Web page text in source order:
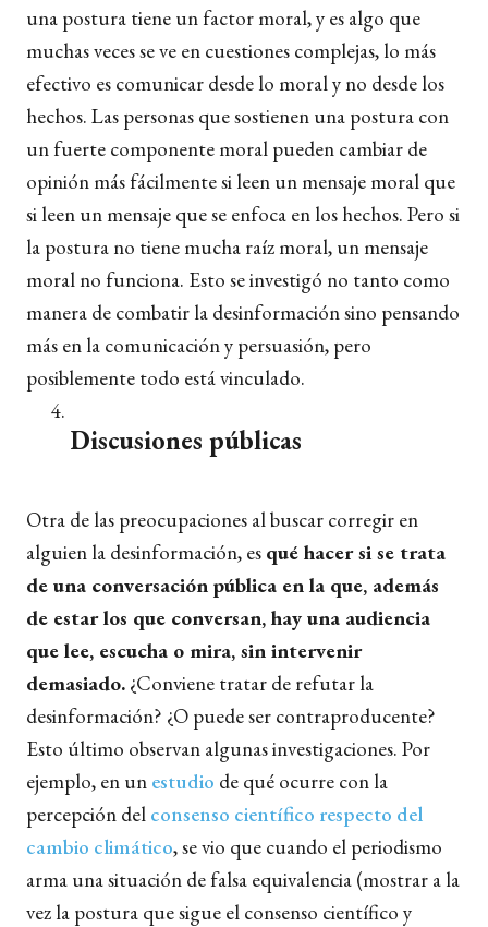
una postura tiene un factor moral, y es algo que
muchas veces se ve en cuestiones complejas, lo más
efectivo es comunicar desde lo moral y no desde los
hechos. Las personas que sostienen una postura con
un fuerte componente moral pueden cambiar de
opinión más fácilmente si leen un mensaje moral que
si leen un mensaje que se enfoca en los hechos. Pero si
la postura no tiene mucha raíz moral, un mensaje
moral no funciona. Esto se investigó no tanto como
manera de combatir la desinformación sino pensando
más en la comunicación y persuasión, pero
posiblemente todo está vinculado.
Discusiones públicas
Otra de las preocupaciones al buscar corregir en
alguien la desinformación, es qué hacer si se trata
de una conversación pública en la que, además
de estar los que conversan, hay una audiencia
que lee, escucha o mira, sin intervenir
demasiado. ¿Conviene tratar de refutar la
desinformación? ¿O puede ser contraproducente?
Esto último observan algunas investigaciones. Por
ejemplo, en un estudio de qué ocurre con la
percepción del consenso científico respecto del
cambio climático, se vio que cuando el periodismo
arma una situación de falsa equivalencia (mostrar a la
vez la postura que sigue el consenso científico y